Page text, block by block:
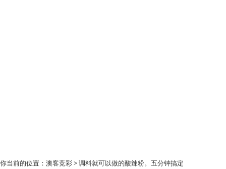
你当前的位置： 澳客竞彩> 调料就可以做的酸辣粉。五分钟搞定